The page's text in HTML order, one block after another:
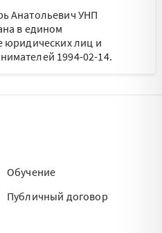
Анатольевич УНП
в едином
юридических лиц и
1994-02-14.
Обучение
Публичный договор